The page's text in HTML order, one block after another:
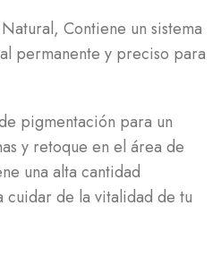
Contiene un sistema
permanente y preciso para
pigmentación para un
y retoque en el área de
una alta cantidad
cuidar de la vitalidad de tu